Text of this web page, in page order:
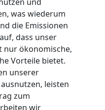
was wiederum
die Emissionen
dass unser
nur ökonomische,
Vorteile bietet.
unserer
leisten
zum
wir